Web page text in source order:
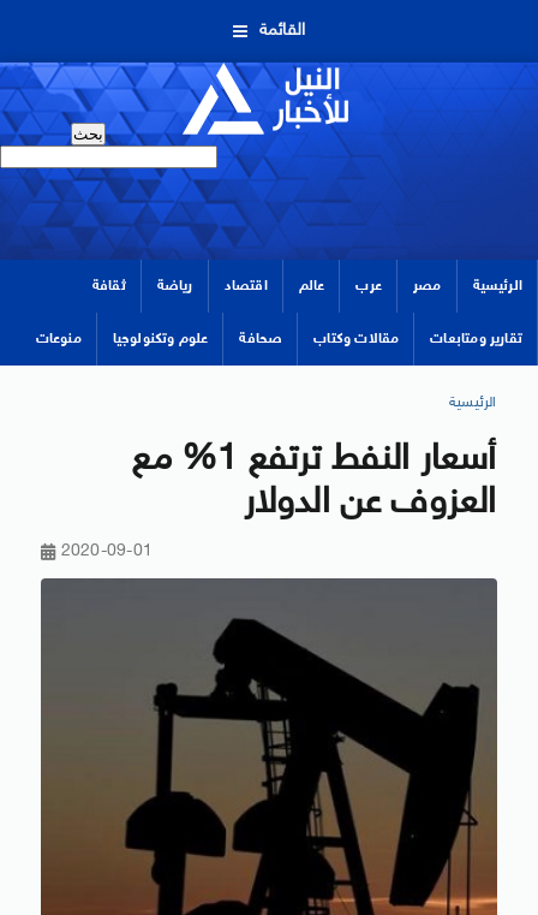
القائمة
الرئيسية مصر عرب عالم اقتصاد رياضة ثقافة
تقارير ومتابعات مقالات وكتاب صحافة علوم وتكنولوجيا منوعات
الرئيسية
أسعار النفط ترتفع 1% مع
العزوف عن الدولار
2020-09-01